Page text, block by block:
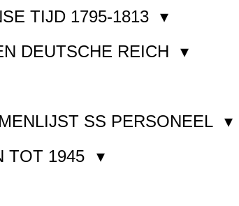
TIJD 1795-1813
DEUTSCHE REICH
SS PERSONEEL
TOT 1945